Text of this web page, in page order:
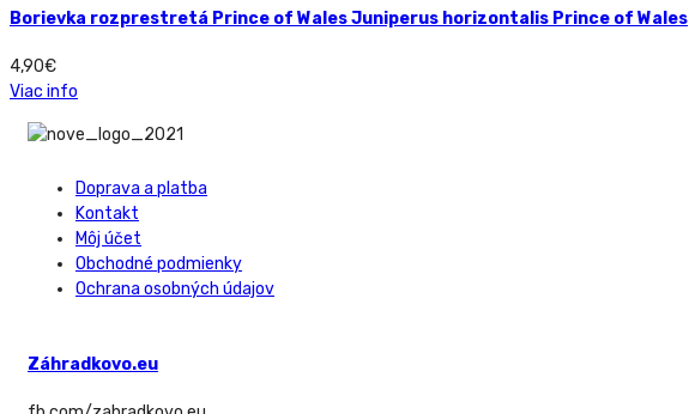
Borievka rozprestretá Prince of Wales Juniperus horizontalis Prince of Wales
4,90€
Viac info
Doprava a platba
Kontakt
Môj účet
Obchodné podmienky
Ochrana osobných údajov
Záhradkovo.eu